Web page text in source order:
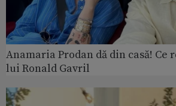
Anamaria Prodan dă din casă! Ce
lui Ronald Gavril